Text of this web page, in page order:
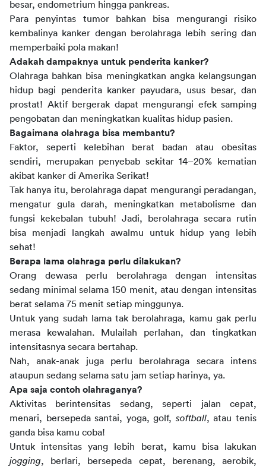
besar, endometrium hingga pankreas.
Para penyintas tumor bahkan bisa mengurangi risiko
kembalinya kanker dengan berolahraga lebih sering dan
memperbaiki pola makan!
Adakah dampaknya untuk penderita kanker?
Olahraga bahkan bisa meningkatkan angka kelangsungan
hidup bagi penderita kanker payudara, usus besar, dan
prostat! Aktif bergerak dapat mengurangi efek samping
pengobatan dan meningkatkan kualitas hidup pasien.
Bagaimana olahraga bisa membantu?
Faktor, seperti kelebihan berat badan atau obesitas
sendiri, merupakan penyebab sekitar 14–20% kematian
akibat kanker di Amerika Serikat!
Tak hanya itu, berolahraga dapat mengurangi peradangan,
mengatur gula darah, meningkatkan metabolisme dan
fungsi kekebalan tubuh! Jadi, berolahraga secara rutin
bisa menjadi langkah awalmu untuk hidup yang lebih
sehat!
Berapa lama olahraga perlu dilakukan?
Orang dewasa perlu berolahraga dengan intensitas
sedang minimal selama 150 menit, atau dengan intensitas
berat selama 75 menit setiap minggunya.
Untuk yang sudah lama tak berolahraga, kamu gak perlu
merasa kewalahan. Mulailah perlahan, dan tingkatkan
intensitasnya secara bertahap.
Nah, anak-anak juga perlu berolahraga secara intens
ataupun sedang selama satu jam setiap harinya, ya.
Apa saja contoh olahraganya?
Aktivitas berintensitas sedang, seperti jalan cepat,
menari, bersepeda santai, yoga, golf, softball, atau tenis
ganda bisa kamu coba!
Untuk intensitas yang lebih berat, kamu bisa lakukan
jogging, berlari, bersepeda cepat, berenang, aerobik,